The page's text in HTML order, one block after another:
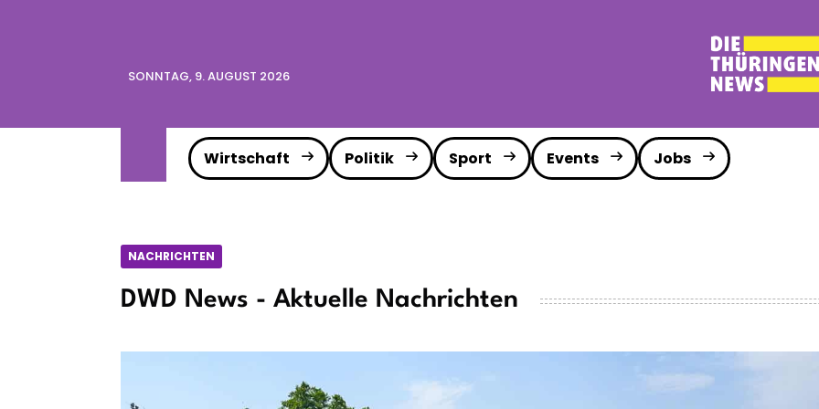
SONNTAG, 9. AUGUST 2026
Wirtschaft Politik Sport Events Jobs
NACHRICHTEN
DWD News - Aktuelle Nachrichten